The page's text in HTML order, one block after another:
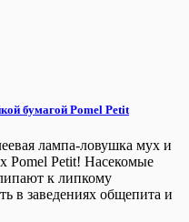
бумагой Pomel Petit
лампа-ловушка мух и
Pomel Petit! Насекомые
к липкому
в заведениях общепита и